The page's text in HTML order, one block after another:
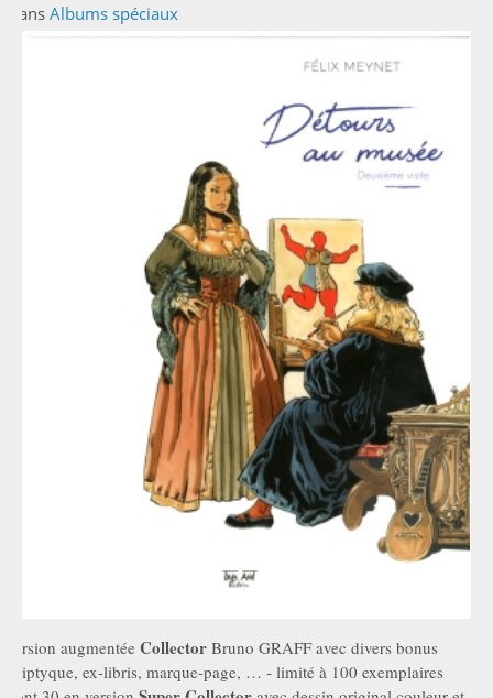
Dans Albums spéciaux
version augmentée CollectorBruno GRAFF avec divers bonus
(triptyque, ex-libris, marque-page, … - limité à 100 exemplaires